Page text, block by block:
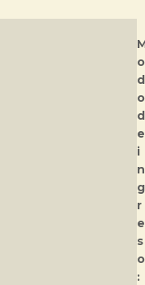
o
d
o
d
e
i
n
g
r
e
s
o
: